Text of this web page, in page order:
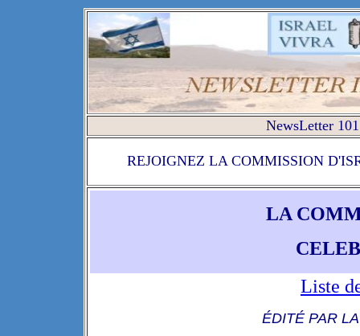
NewsLetter
REJOIGNEZ LA COMMISSION
LA
Liste
ÉDITÉ PAR